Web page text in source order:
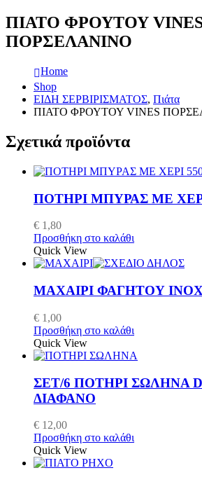
ΠΙΑΤΟ ΦΡΟΥΤΟΥ
ΠΟΡΣΕΛΑΝΙΝΟ
Home
Shop
ΕΙΔΗ ΣΕΡΒΙΡΙΣΜΑΤΟΣ, Πιάτα
ΠΙΑΤΟ ΦΡΟΥΤΟΥ VINES
Σχετικά προϊόντα
ΠΟΤΗΡΙ ΜΠΥΡΑΣ ΜΕ
€ 1,80
Προσθήκη στο καλάθι
Quick View
ΜΑΧΑΙΡΙ ΦΑΓΗΤΟΥ INOX
€ 1,00
Προσθήκη στο καλάθι
Quick View
ΣΕΤ/6 ΠΟΤΗΡΙ ΣΩΛΗΝΑ
ΔΙΑΦΑΝΟ
€ 12,00
Προσθήκη στο καλάθι
Quick View